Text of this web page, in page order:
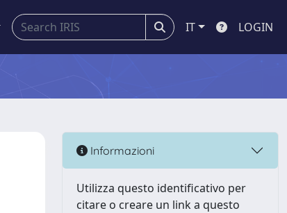
IT LOGIN
Informazioni
Utilizza questo identificativo per
citare o creare un link a questo